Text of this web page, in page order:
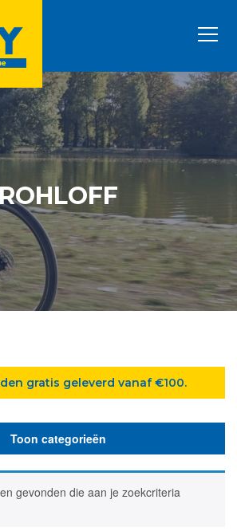
gratis geleverd vanaf €100.
Toon categorieën
gevonden die aan je zoekcriteria